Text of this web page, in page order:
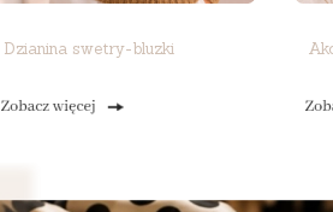
Dzianina swetry-bluzki